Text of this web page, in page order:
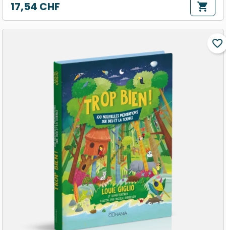
Prix
17,54 CHF shopping_cart
favorite_border